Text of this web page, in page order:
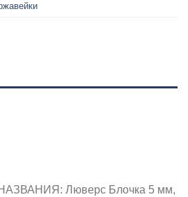
Люверс Блочка 5 мм,